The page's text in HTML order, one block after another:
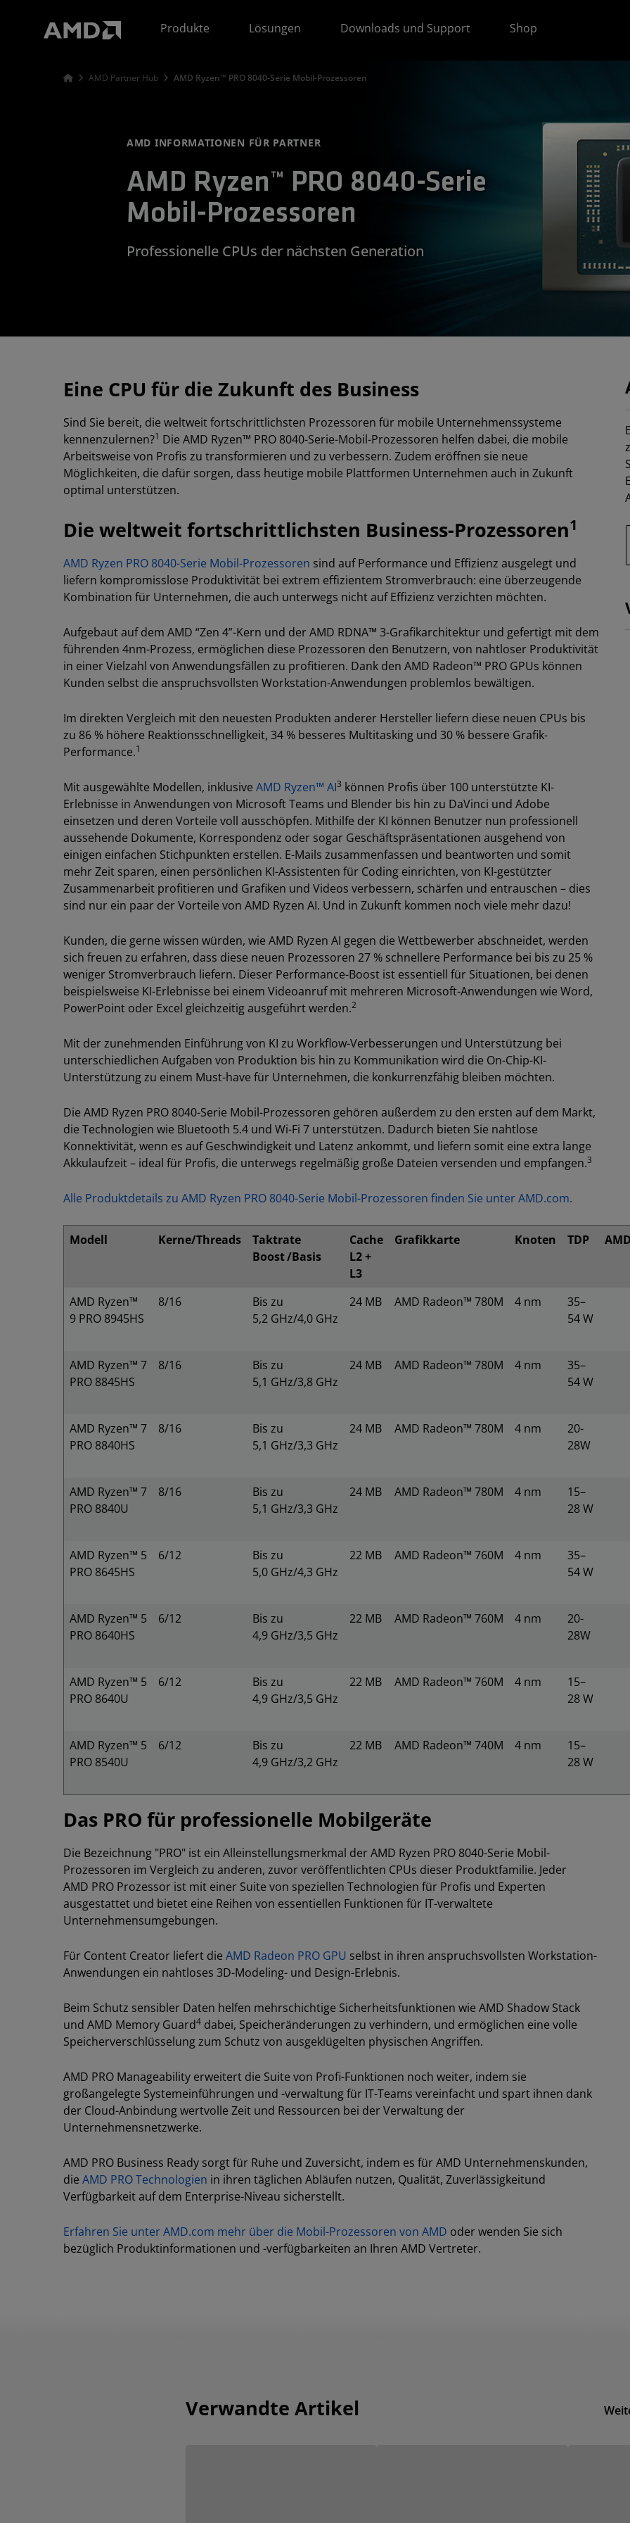
Produkte
Lösungen Downloads und Support Shop
AMD Partner Hub AMD Ryzen™ PRO 8040-Serie Mobil-Prozessoren
AMD INFORMATIONEN FÜR PARTNER
AMD Ryzen™ PRO 8040-Serie
Mobil-Prozessoren
Professionelle CPUs der nächsten Generation
Eine CPU für die Zukunft des Business
Sind Sie bereit, die weltweit fortschrittlichsten Prozessoren für mobile Unternehmenssysteme
kennenzulernen?1 Die AMD Ryzen™ PRO 8040-Serie-Mobil-Prozessoren helfen dabei, die mobile
Arbeitsweise von Profis zu transformieren und zu verbessern. Zudem eröffnen sie neue
Möglichkeiten, die dafür sorgen, dass heutige mobile Plattformen Unternehmen auch in Zukunft
optimal unterstützen.
Die weltweit fortschrittlichsten Business-Prozessoren1
AMD Ryzen PRO 8040-Serie Mobil-Prozessoren sind auf Performance und Effizienz ausgelegt und
liefern kompromisslose Produktivität bei extrem effizientem Stromverbrauch: eine überzeugende
Kombination für Unternehmen, die auch unterwegs nicht auf Effizienz verzichten möchten.
Aufgebaut auf dem AMD “Zen 4”-Kern und der AMD RDNA™ 3-Grafikarchitektur und gefertigt mit dem
führenden 4nm-Prozess, ermöglichen diese Prozessoren den Benutzern, von nahtloser Produktivität
in einer Vielzahl von Anwendungsfällen zu profitieren. Dank den AMD Radeon™ PRO GPUs können
Kunden selbst die anspruchsvollsten Workstation-Anwendungen problemlos bewältigen.
Im direkten Vergleich mit den neuesten Produkten anderer Hersteller liefern diese neuen CPUs bis
zu 86 % höhere Reaktionsschnelligkeit, 34 % besseres Multitasking und 30 % bessere Grafik-
Performance.1
Mit ausgewählte Modellen, inklusive AMD Ryzen™ AI3 können Profis über 100 unterstützte KI-
Erlebnisse in Anwendungen von Microsoft Teams und Blender bis hin zu DaVinci und Adobe
einsetzen und deren Vorteile voll ausschöpfen. Mithilfe der KI können Benutzer nun professionell
aussehende Dokumente, Korrespondenz oder sogar Geschäftspräsentationen ausgehend von
einigen einfachen Stichpunkten erstellen. E-Mails zusammenfassen und beantworten und somit
mehr Zeit sparen, einen persönlichen KI-Assistenten für Coding einrichten, von KI-gestützter
Zusammenarbeit profitieren und Grafiken und Videos verbessern, schärfen und entrauschen – dies
sind nur ein paar der Vorteile von AMD Ryzen AI. Und in Zukunft kommen noch viele mehr dazu!
Kunden, die gerne wissen würden, wie AMD Ryzen AI gegen die Wettbewerber abschneidet, werden
sich freuen zu erfahren, dass diese neuen Prozessoren 27 % schnellere Performance bei bis zu 25 %
weniger Stromverbrauch liefern. Dieser Performance-Boost ist essentiell für Situationen, bei denen
beispielsweise KI-Erlebnisse bei einem Videoanruf mit mehreren Microsoft-Anwendungen wie Word,
PowerPoint oder Excel gleichzeitig ausgeführt werden.2
Mit der zunehmenden Einführung von KI zu Workflow-Verbesserungen und Unterstützung bei
unterschiedlichen Aufgaben von Produktion bis hin zu Kommunikation wird die On-Chip-KI-
Unterstützung zu einem Must-have für Unternehmen, die konkurrenzfähig bleiben möchten.
Die AMD Ryzen PRO 8040-Serie Mobil-Prozessoren gehören außerdem zu den ersten auf dem Markt,
die Technologien wie Bluetooth 5.4 und Wi-Fi 7 unterstützen. Dadurch bieten Sie nahtlose
Konnektivität, wenn es auf Geschwindigkeit und Latenz ankommt, und liefern somit eine extra lange
Akkulaufzeit – ideal für Profis, die unterwegs regelmäßig große Dateien versenden und empfangen.3
Alle Produktdetails zu AMD Ryzen PRO 8040-Serie Mobil-Prozessoren finden Sie unter AMD.com.
Modell Kerne/Threads
Taktrate
Boost/Basis
Cache
L2 +
L3​
Grafikkarte Knoten TDP
AMD Ryzen™
9 PRO 8945HS
8/16
Bis zu
5,2 GHz/4,0 GHz
24 MB AMD Radeon™ 780M 4 nm
35–
54 W
AMD Ryzen™ 7
PRO 8845HS
8/16
Bis zu
5,1 GHz/3,8 GHz
24 MB AMD Radeon™ 780M 4 nm
35–
54 W
AMD Ryzen™ 7
PRO 8840HS
8/16
Bis zu
5,1 GHz/3,3 GHz
24 MB AMD Radeon™ 780M 4 nm
20-
28W
AMD Ryzen™ 7
PRO 8840U
8/16
Bis zu
5,1 GHz/3,3 GHz
24 MB AMD Radeon™ 780M 4 nm
15–
28 W
AMD Ryzen™ 5
PRO 8645HS
6/12
Bis zu
5,0 GHz/4,3 GHz
22 MB AMD Radeon™ 760M 4 nm
35–
54 W
AMD Ryzen™ 5
PRO 8640HS
6/12
Bis zu
4,9 GHz/3,5 GHz
22 MB AMD Radeon™ 760M 4 nm
20-
28W
AMD Ryzen™ 5
PRO 8640U
6/12
Bis zu
4,9 GHz/3,5 GHz
22 MB AMD Radeon™ 760M 4 nm
15–
28 W
AMD Ryzen™ 5
PRO 8540U
6/12
Bis zu
4,9 GHz/3,2 GHz
22 MB AMD Radeon™ 740M 4 nm
15–
28 W
Das PRO für professionelle Mobilgeräte
Die Bezeichnung "PRO" ist ein Alleinstellungsmerkmal der AMD Ryzen PRO 8040-Serie Mobil-
Prozessoren im Vergleich zu anderen, zuvor veröffentlichten CPUs dieser Produktfamilie. Jeder
AMD PRO Prozessor ist mit einer Suite von speziellen Technologien für Profis und Experten
ausgestattet und bietet eine Reihen von essentiellen Funktionen für IT-verwaltete
Unternehmensumgebungen.
Für Content Creator liefert die AMD Radeon PRO GPU selbst in ihren anspruchsvollsten Workstation-
Anwendungen ein nahtloses 3D-Modeling- und Design-Erlebnis.
Beim Schutz sensibler Daten helfen mehrschichtige Sicherheitsfunktionen wie AMD Shadow Stack
und AMD Memory Guard4 dabei, Speicheränderungen zu verhindern, und ermöglichen eine volle
Speicherverschlüsselung zum Schutz von ausgeklügelten physischen Angriffen.
AMD PRO Manageability erweitert die Suite von Profi-Funktionen noch weiter, indem sie
großangelegte Systemeinführungen und -verwaltung für IT-Teams vereinfacht und spart ihnen dank
der Cloud-Anbindung wertvolle Zeit und Ressourcen bei der Verwaltung der
Unternehmensnetzwerke.
AMD PRO Business Ready sorgt für Ruhe und Zuversicht, indem es für AMD Unternehmenskunden,
die AMD PRO Technologien in ihren täglichen Abläufen nutzen, Qualität, Zuverlässigkeit​und
Verfügbarkeit auf dem Enterprise-Niveau sicherstellt.
Erfahren Sie unter AMD.com mehr über die Mobil-Prozessoren von AMD oder wenden Sie sich
bezüglich Produktinformationen und -verfügbarkeiten an Ihren AMD Vertreter.
Verwandte Artikel